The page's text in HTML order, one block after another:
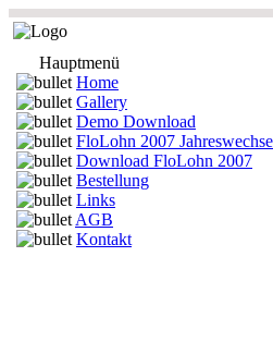
Hauptmenü
Home
Gallery
Demo Download
FloLohn 2007
Download FloLohn 2007
Bestellung
Links
AGB
Kontakt